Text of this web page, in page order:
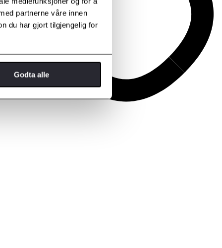
partnerne våre innen
du har gjort tilgjengelig for
Godta alle